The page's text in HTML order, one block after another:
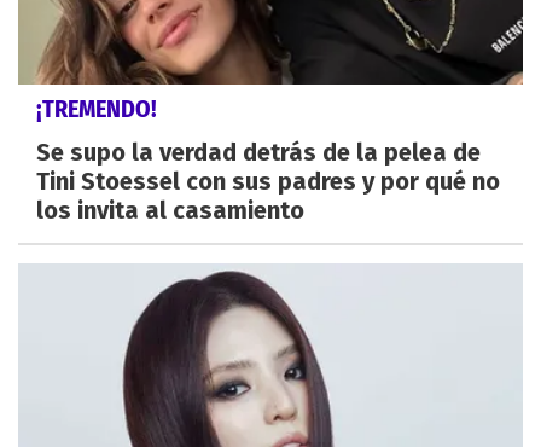
¡TREMENDO!
Se supo la verdad detrás de la pelea de
Tini Stoessel con sus padres y por qué no
los invita al casamiento